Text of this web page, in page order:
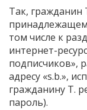
Так, гражданин
том числе к
интернет-
подписчиков»,
адресу «s.b.»,
гражданину Т.
пароль).